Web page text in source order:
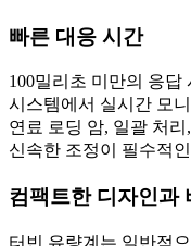
빠른 대응 시간
100밀리초 미만의 응답
시스템에서 실시간 모
연료 로딩 암, 일괄 처
신속한 조정이 필수적
컴팩트한 디자인과
터빈 유량계는 일반적